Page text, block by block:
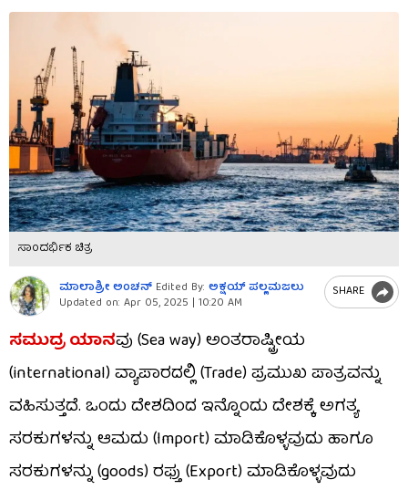
ಸಾಂದರ್ಭಿಕ ಚಿತ್ರ
ಮಾಲಾಶ್ರೀ ಅಂಚನ್​ Edited By: ಅಕ್ಷಯ್​ ಪಲ್ಲಮಜಲು​​
Updated on: Apr 05, 2025 | 10:20 AM
SHARE
ಸಮುದ್ರ ಯಾನವು (Sea way) ಅಂತರಾಷ್ಟ್ರೀಯ
(international) ವ್ಯಾಪಾರದಲ್ಲಿ (Trade) ಪ್ರಮುಖ ಪಾತ್ರವನ್ನು
ವಹಿಸುತ್ತದೆ. ಒಂದು ದೇಶದಿಂದ ಇನ್ನೊಂದು ದೇಶಕ್ಕೆ ಅಗತ್ಯ
ಸರಕುಗಳನ್ನು ಆಮದು (Import) ಮಾಡಿಕೊಳ್ಳವುದು ಹಾಗೂ
ಸರಕುಗಳನ್ನು (goods) ರಫ್ತು (Export) ಮಾಡಿಕೊಳ್ಳವುದು